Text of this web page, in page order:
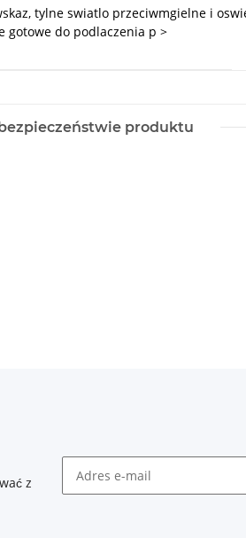
tylne swiatlo przeciwmgielne i
gotowe do podlaczenia p >
produktu
z